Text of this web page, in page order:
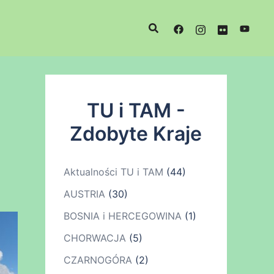
TU i TAM -
Zdobyte Kraje
Aktualności TU i TAM (44)
AUSTRIA(30)
BOSNIA i HERCEGOWINA(1)
CHORWACJA(5)
CZARNOGÓRA(2)